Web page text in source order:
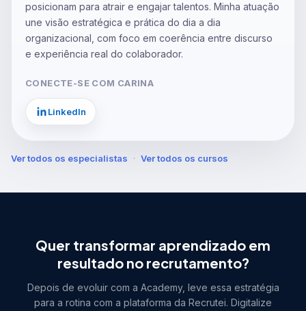
posicionam para atrair e engajar talentos. Minha atuação
une visão estratégica e prática do dia a dia
organizacional, com foco em coerência entre discurso
e experiência real do colaborador.
CONECTE-SE COM CARINA
LinkedIn
Ver todos os especialistas · Ver todos os cursos
Quer transformar aprendizado em
resultado no recrutamento?
Depois de evoluir com a Academy, leve essa estratégia
para a rotina com a plataforma da Recrutei. Digitalize